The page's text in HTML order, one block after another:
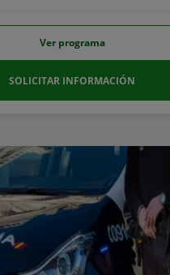
Ver programa
SOLICITAR INFORMACIÓN